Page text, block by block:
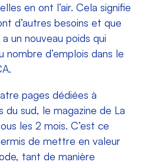
en ont l’air. Cela signifie
d’autres besoins et que
un nouveau poids qui
nombre d’emplois dans le
pages dédiées à
du sud, le magazine de La
les 2 mois. C’est ce
de mettre en valeur
tant de manière